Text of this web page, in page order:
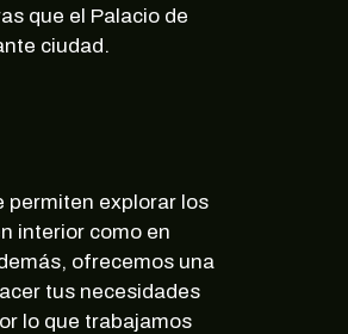
que el Palacio de
ciudad.
permiten explorar los
interior como en
ofrecemos una
tus necesidades
lo que trabajamos